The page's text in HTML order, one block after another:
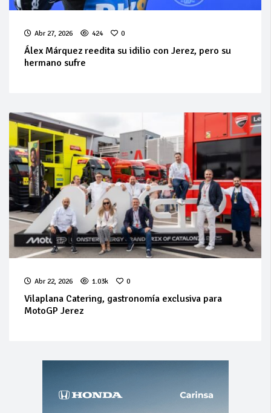
Abr 27, 2026 424 0
Álex Márquez reedita su idilio con Jerez, pero su
hermano sufre
Abr 22, 2026 1.03k 0
Vilaplana Catering, gastronomía exclusiva para
MotoGP Jerez